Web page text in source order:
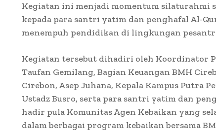
Kegiatan ini menjadi momentum silaturahmi
kepada para santri yatim dan penghafal Al-
menempuh pendidikan di lingkungan
Kegiatan tersebut dihadiri oleh Koordinator
Taufan Gemilang, Bagian Keuangan BMH
Cirebon, Asep Juhana, Kepala Kampus Putra
Ustadz Busro, serta para santri yatim dan
hadir pula Komunitas Agen Kebaikan yang
dalam berbagai program kebaikan bersama